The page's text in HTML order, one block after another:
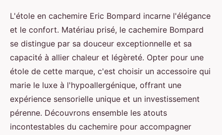
Etole pour femme Eric Bompard
: les avantages de choisir le
cachemire
Joseph•28 mai 2024•2 min de lecture
L'étole en cachemire Eric Bompard incarne l'élégance
et le confort. Matériau prisé, le cachemire Bompard
se distingue par sa douceur exceptionnelle et sa
capacité à allier chaleur et légèreté. Opter pour une
étole de cette marque, c'est choisir un accessoire qui
marie le luxe à l'hypoallergénique, offrant une
expérience sensorielle unique et un investissement
pérenne. Découvrons ensemble les atouts
incontestables du cachemire pour accompagner